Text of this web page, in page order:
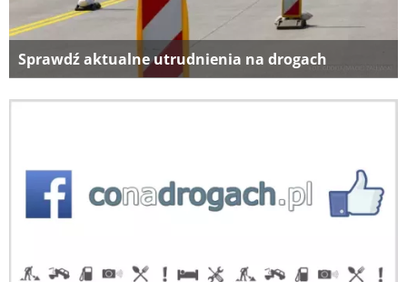
Sprawdź aktualne utrudnienia na drogach